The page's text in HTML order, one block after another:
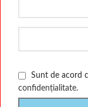
Sunt de acord
confidențialitate.